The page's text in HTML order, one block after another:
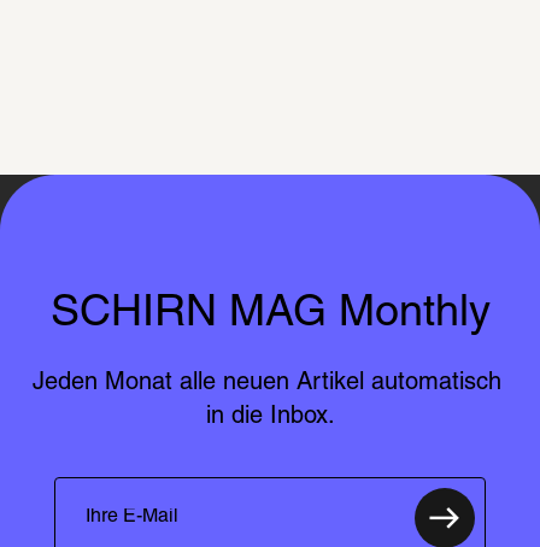
SCHIRN MAG Monthly
Jeden Monat alle neuen Artikel automatisch
in die Inbox.